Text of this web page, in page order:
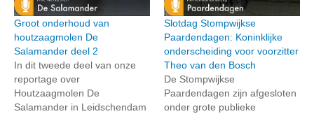
Groot onderhoud van
houtzaagmolen De
Salamander deel 2
In dit tweede deel van onze
reportage over
Houtzaagmolen De
Salamander in Leidschendam
Slotdag Stompwijkse
Paardendagen: Koninklijke
onderscheiding voor voorzitter
Theo van den Bosch
De Stompwijkse
Paardendagen zijn afgesloten
onder grote publieke